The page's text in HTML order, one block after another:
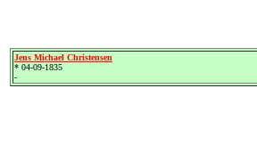
Jens Michael Christensen
* 04-09-1835
-